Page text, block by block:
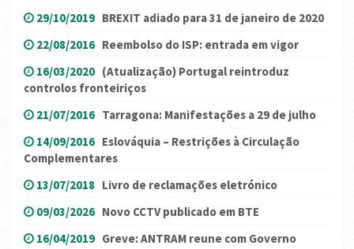
29/10/2019 BREXIT adiado para 31 de janeiro de 2020
22/08/2016 Reembolso do ISP: entrada em vigor
16/03/2020 (Atualização) Portugal reintroduz
controlos fronteiriços
21/07/2016 Tarragona: Manifestações a 29 de julho
14/09/2016 Eslováquia – Restrições à Circulação
Complementares
13/07/2018 Livro de reclamações eletrónico
09/03/2026 Novo CCTV publicado em BTE
16/04/2019 Greve: ANTRAM reune com Governo